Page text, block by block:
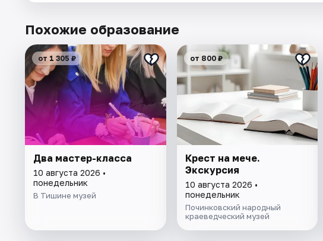
Похожие образование
от 1 305 ₽
Два мастер-класса
10 августа 2026 •
понедельник
В Тишине музей
от 800 ₽
Крест на мече.
Экскурсия
10 августа 2026 •
понедельник
Починковский народный
краеведческий музей